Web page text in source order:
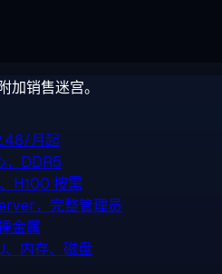
销售迷宫。
月起
，DDR5
H100 按需
，完整管理员
金属
、内存、磁盘